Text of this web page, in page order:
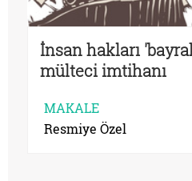
İnsan hakları
mülteci imtihanı
MAKALE
Resmiye Özel